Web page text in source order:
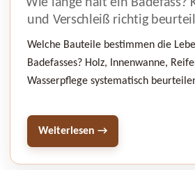
Wie lange hält ein Badefass?
und Verschleiß richtig
Welche Bauteile bestimmen die
Badefasses? Holz, Innenwanne,
Wasserpflege systematisch
Weiterlesen →